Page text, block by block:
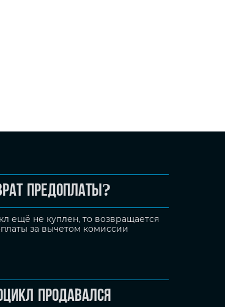
предоплаты?
ещё не куплен, то возвращается
за вычетом комиссии
продавался